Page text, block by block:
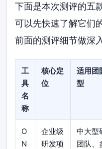
下面是本次测评的五
可以先快速了解它们
前面的测评细节做深
工
具
名
称
核心定
位
适用团
型
O
N
企业级
研发项
中大型
团队、